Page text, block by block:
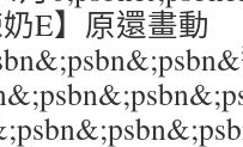
E】原還畫動